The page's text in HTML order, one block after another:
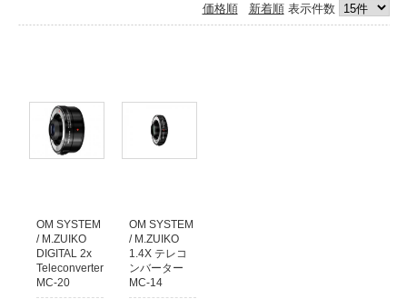
カードご利用の方にはご迷惑をおかけいたしますが、ご容赦くださいますよう
お願い申し上げます。
2017年05月12日
各クレジットカード会社の本人認証サービスをご利用いただいた場合、決済確
認時間を早めることが出来ます。
本人認証サービス以外のクレジット決済に関しましては、従来通り決済をカー
ド会社へ確認してからの発送となります。
価格順 新着順表示件数
OM SYSTEM
/ M.ZUIKO
DIGITAL 2x
Teleconverter
MC-20
OM SYSTEM
/ M.ZUIKO
1.4X テレコ
ンバーター
MC-14